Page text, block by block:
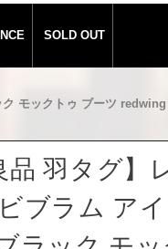
SOLD OUT
モックトゥ ブーツ
品 羽タグ】
ブラム ア